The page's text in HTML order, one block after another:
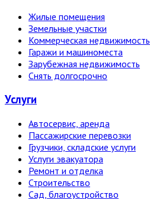
Жилые помещения
Земельные участки
Коммерческая недвижимость
Гаражи и машиноместа
Зарубежная недвижимость
Снять долгосрочно
Услуги
Автосервис, аренда
Пассажирские перевозки
Грузчики, складские услуги
Услуги эвакуатора
Ремонт и отделка
Строительство
Сад, благоустройство